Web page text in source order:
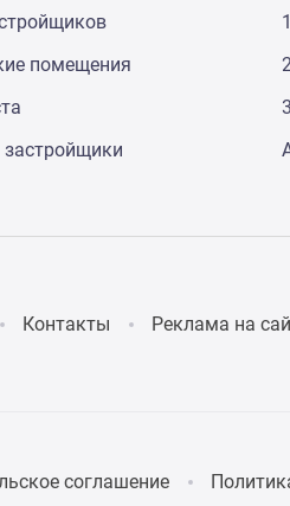
помещения
Контакты Реклама на
соглашение